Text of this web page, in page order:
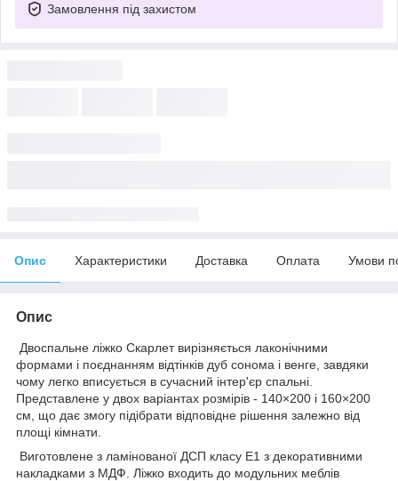
Замовлення під захистом
Опис Характеристики Доставка Оплата Умови
Опис
Двоспальне ліжко Скарлет вирізняється лаконічними
формами і поєднанням відтінків дуб сонома і венге, завдяки
чому легко вписується в сучасний інтер'єр спальні.
Представлене у двох варіантах розмірів - 140×200 і 160×200
см, що дає змогу підібрати відповідне рішення залежно від
площі кімнати.
Виготовлене з ламінованої ДСП класу Е1 з декоративними
накладками з МДФ. Ліжко входить до модульних меблів